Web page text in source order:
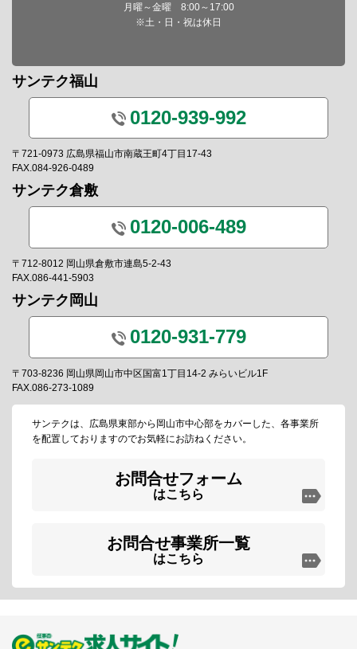
月曜～金曜 8:00～17:00
※土・日・祝は休日
サンテク福山
0120-939-992
〒721-0973 広島県福山市南蔵王町4丁目17-43
FAX.084-926-0489
サンテク倉敷
0120-006-489
〒712-8012 岡山県倉敷市連島5-2-43
FAX.086-441-5903
サンテク岡山
0120-931-779
〒703-8236 岡山県岡山市中区国富1丁目14-2 みらいビル1F
FAX.086-273-1089
サンテクは、広島県東部から岡山市中心部をカバーした、各事業所
を配置しておりますのでお気軽にお訪ねください。
お問合せフォーム
はこちら
お問合せ事業所一覧
はこちら